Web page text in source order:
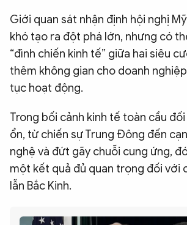
Giới quan sát nhận định hội nghị
khó tạo ra đột phá lớn, nhưng có
“đình chiến kinh tế” giữa hai siêu
thêm không gian cho doanh
tục hoạt động.
Trong bối cảnh kinh tế toàn cầu
ổn, từ chiến sự Trung Đông đến
nghệ và đứt gãy chuỗi cung ứng,
một kết quả đủ quan trọng đối với
lẫn Bắc Kinh.